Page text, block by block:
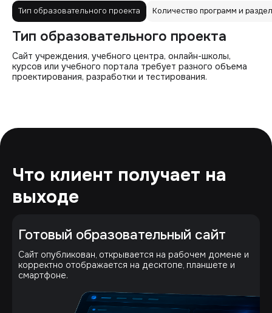
Тип образовательного проекта Количество программ и
Тип образовательного проекта
Сайт учреждения, учебного центра, онлайн-школы,
курсов или учебного портала требует разного объема
проектирования, разработки и тестирования.
Что клиент получает на
выходе
Готовый образовательный сайт
Сайт опубликован, открывается на рабочем домене и
корректно отображается на десктопе, планшете и
смартфоне.